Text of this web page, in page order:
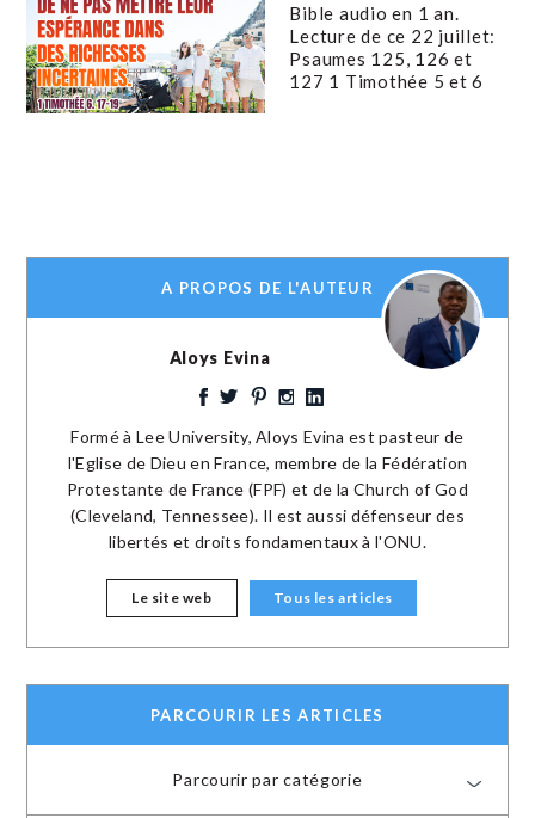
Bible audio en 1 an.
Lecture de ce 22 juillet:
Psaumes 125, 126 et
127 1 Timothée 5 et 6
A PROPOS DE L'AUTEUR
Aloys Evina
Formé à Lee University, Aloys Evina est pasteur de
l'Eglise de Dieu en France, membre de la Fédération
Protestante de France (FPF) et de la Church of God
(Cleveland, Tennessee). Il est aussi défenseur des
libertés et droits fondamentaux à l'ONU.
Le site web Tous les articles
PARCOURIR LES ARTICLES
Parcourir par catégorie